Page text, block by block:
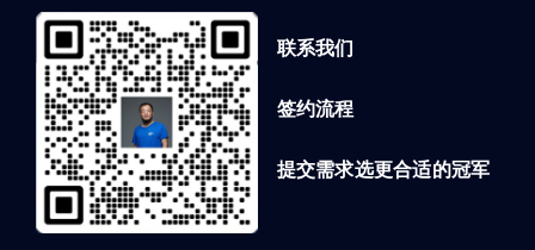
联系我们
签约流程
提交需求选更合适的冠军